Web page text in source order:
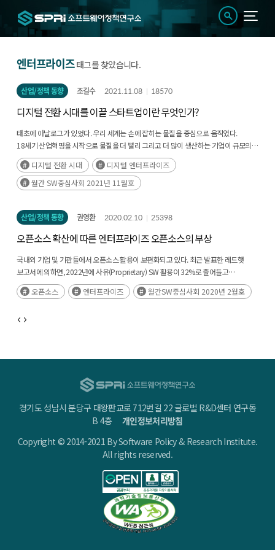
엔터프라이즈태그를 찾았습니다.
산업/정책 동향 조길수 2021.11.08 18570
디지털 전환 시대를 이끌 스타트업이란 무엇인가?
태초에 아날로그가 있었다. 우리 세계는 손에 잡히는 물질을 중심으로 움직였다.
18세기 산업혁명을 시작으로 물질을 더 빨리 그리고 더 많이 생산하는 기업이 규모의
경제를 통해 산업의 선도 기업이 되었다. 그러다 디지털 기반의 비즈니스 모델을 가진
기업이 출현하면서 기존의 균형이 조금씩 깨지기 시작했다.(후략)
디지털 전환 시대
디지털 엔터프라이즈
월간 SW중심사회 2021년 11월호
산업/정책 동향 권영환 2020.02.10 25398
오픈소스 확산에 따른 엔터프라이즈 오픈소스의 부상
국내외 기업 및 기관들에서 오픈소스 활용이 보편화되고 있다. 최근 발표한 레드햇
보고서에 의하면, 2022년에 사유(Proprietary) SW 활용이 32%로 줄어들고
엔터프라이즈(Enterprise) 오픈소스 활용이 44%로 증가할 것으로 예상되고 있다.
(후략)오픈소스 엔터프라이즈 월간SW중심사회 2020년 2월호
경기도 성남시 분당구 대왕판교로 712번길 22 글로벌 R&D센터 연구동
B 4층개인정보처리방침
Copyright © 2014-2021 By Software Policy & Research Institute.
All rights reserved.